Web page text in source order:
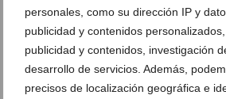
personales, como su dirección IP y
publicidad y contenidos
publicidad y contenidos, investigación
desarrollo de servicios. Además,
precisos de localización geográfica e
07 de agosto de 2026